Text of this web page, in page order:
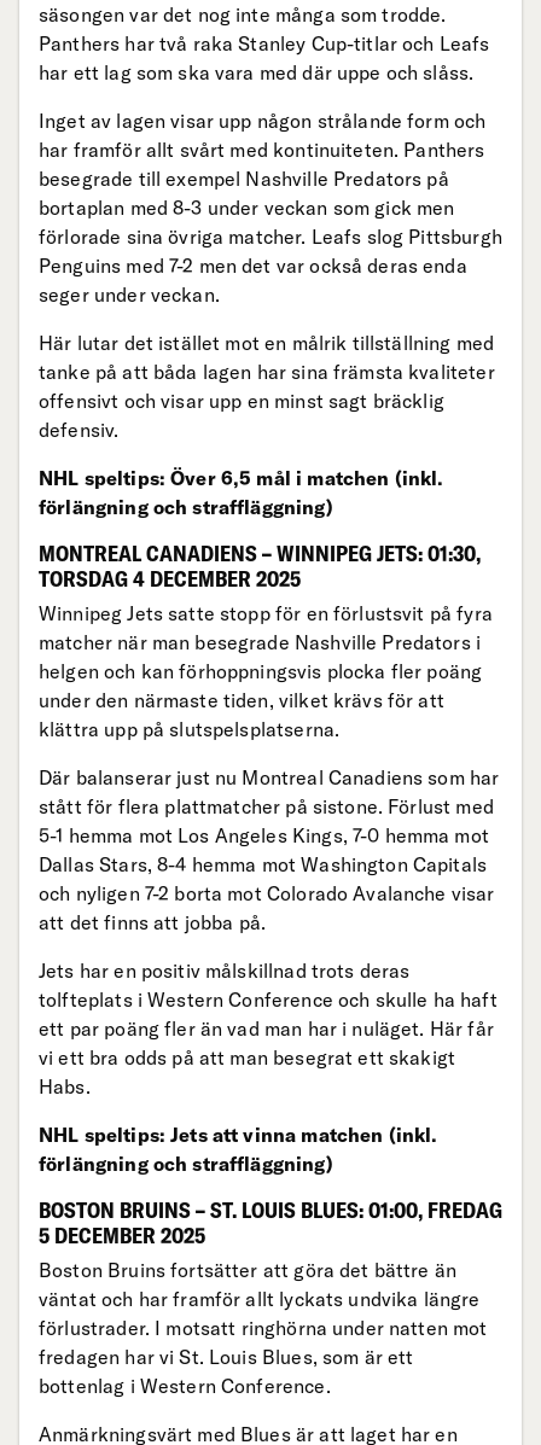
säsongen var det nog inte många som trodde.
Panthers har två raka Stanley Cup-titlar och Leafs
har ett lag som ska vara med där uppe och slåss.
Inget av lagen visar upp någon strålande form och
har framför allt svårt med kontinuiteten. Panthers
besegrade till exempel Nashville Predators på
bortaplan med 8-3 under veckan som gick men
förlorade sina övriga matcher. Leafs slog Pittsburgh
Penguins med 7-2 men det var också deras enda
seger under veckan.
Här lutar det istället mot en målrik tillställning med
tanke på att båda lagen har sina främsta kvaliteter
offensivt och visar upp en minst sagt bräcklig
defensiv.
NHL speltips: Över 6,5 mål i matchen (inkl.
förlängning och straffläggning)
MONTREAL CANADIENS – WINNIPEG JETS: 01:30,
TORSDAG 4 DECEMBER 2025
Winnipeg Jets satte stopp för en förlustsvit på fyra
matcher när man besegrade Nashville Predators i
helgen och kan förhoppningsvis plocka fler poäng
under den närmaste tiden, vilket krävs för att
klättra upp på slutspelsplatserna.
Där balanserar just nu Montreal Canadiens som har
stått för flera plattmatcher på sistone. Förlust med
5-1 hemma mot Los Angeles Kings, 7-0 hemma mot
Dallas Stars, 8-4 hemma mot Washington Capitals
och nyligen 7-2 borta mot Colorado Avalanche visar
att det finns att jobba på.
Jets har en positiv målskillnad trots deras
tolfteplats i Western Conference och skulle ha haft
ett par poäng fler än vad man har i nuläget. Här får
vi ett bra odds på att man besegrat ett skakigt
Habs.
NHL speltips: Jets att vinna matchen (inkl.
förlängning och straffläggning)
BOSTON BRUINS – ST. LOUIS BLUES: 01:00, FREDAG
5 DECEMBER 2025
Boston Bruins fortsätter att göra det bättre än
väntat och har framför allt lyckats undvika längre
förlustrader. I motsatt ringhörna under natten mot
fredagen har vi St. Louis Blues, som är ett
bottenlag i Western Conference.
Anmärkningsvärt med Blues är att laget har en